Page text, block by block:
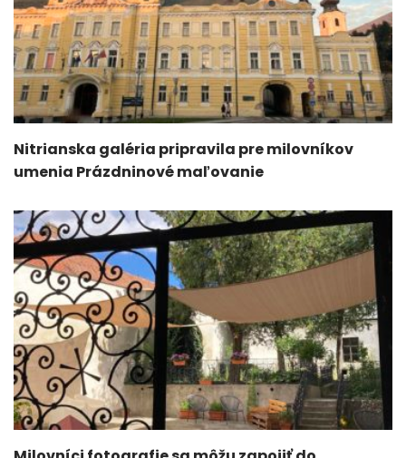
Nitrianska galéria pripravila pre milovníkov
umenia Prázdninové maľovanie